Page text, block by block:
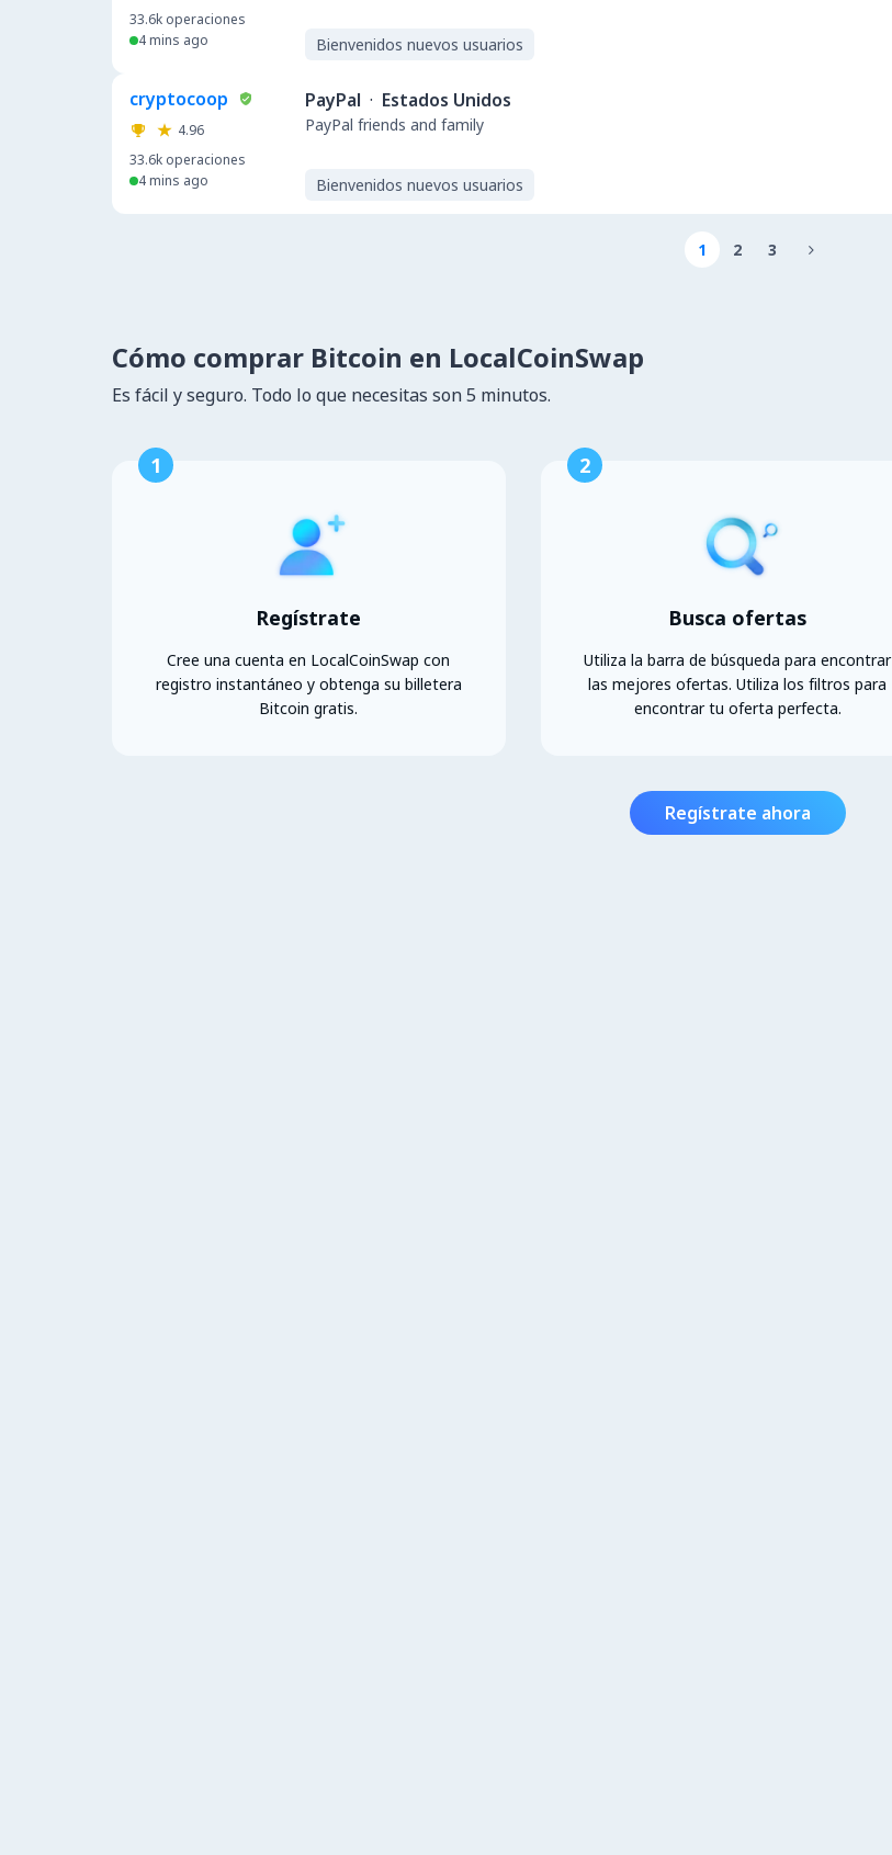
33.6k operaciones
4 mins ago
Bienvenidos nuevos usuarios
cryptocoop
4.96
33.6k operaciones
4 mins ago
PayPal · Estados Unidos
PayPal friends and family
Bienvenidos nuevos usuarios
1 2 3 
Cómo comprar Bitcoin en LocalCoinSwap
Es fácil y seguro. Todo lo que necesitas son 5 minutos.
1
Regístrate
Cree una cuenta en LocalCoinSwap con
registro instantáneo y obtenga su billetera
Bitcoin gratis.
2
Busca ofertas
Utiliza la barra de búsqueda para encontrar
las mejores ofertas. Utiliza los filtros para
encontrar tu oferta perfecta.
Regístrate ahora